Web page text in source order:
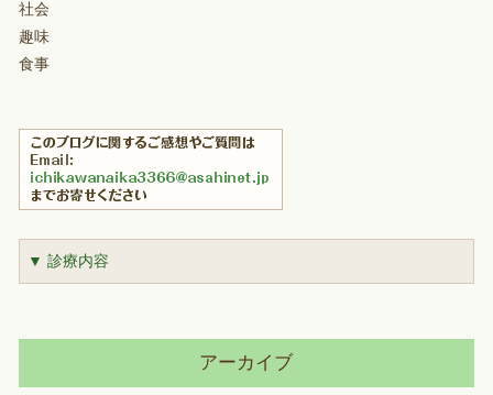
社会
趣味
食事
▼ 診療内容
アーカイブ